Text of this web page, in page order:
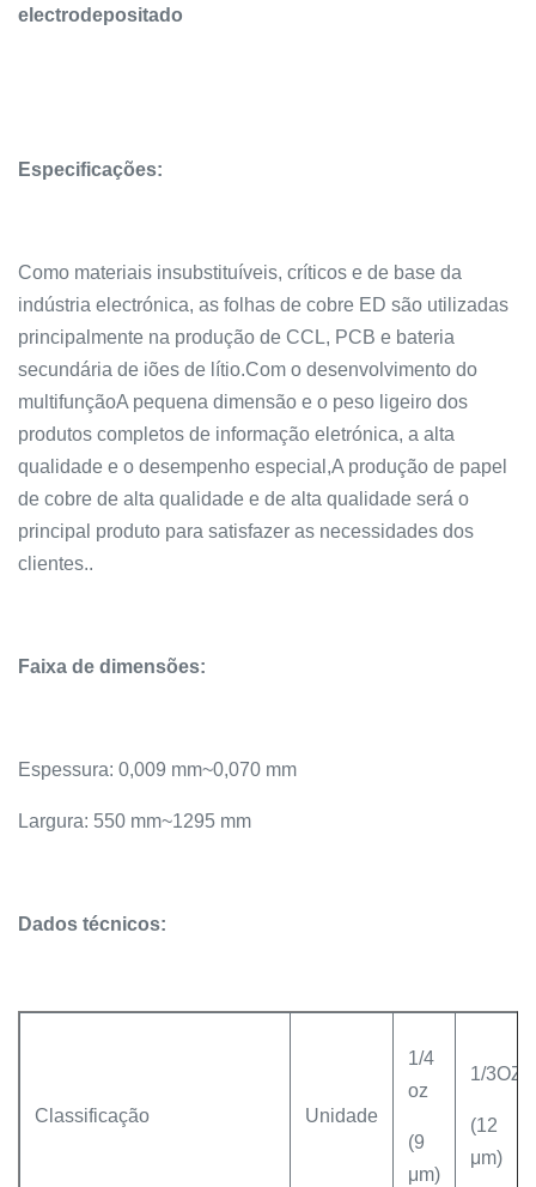
electrodepositado
Especificações:
Como materiais insubstituíveis, críticos e de base da
indústria electrónica, as folhas de cobre ED são utilizadas
principalmente na produção de CCL, PCB e bateria
secundária de iões de lítio.Com o desenvolvimento do
multifunçãoA pequena dimensão e o peso ligeiro dos
produtos completos de informação eletrónica, a alta
qualidade e o desempenho especial,A produção de papel
de cobre de alta qualidade e de alta qualidade será o
principal produto para satisfazer as necessidades dos
clientes..
Faixa de dimensões:
Espessura: 0,009 mm~0,070 mm
Largura: 550 mm~1295 mm
Dados técnicos:
Classificação Unidade
1/4
oz
(9
μm)
1/3OZ
(12
μm)